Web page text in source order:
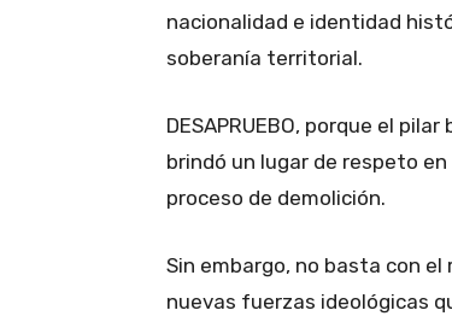
nacionalidad e identidad
soberanía territorial.
DESAPRUEBO, porque el
brindó un lugar de respeto
proceso de demolición.
Sin embargo, no basta con
nuevas fuerzas ideológicas